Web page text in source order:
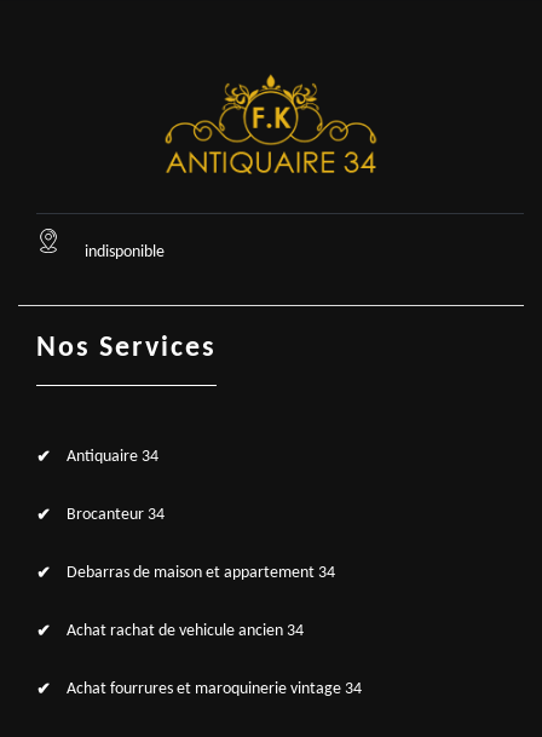
indisponible
Nos Services
Antiquaire 34
Brocanteur 34
Debarras de maison et appartement 34
Achat rachat de vehicule ancien 34
Achat fourrures et maroquinerie vintage 34